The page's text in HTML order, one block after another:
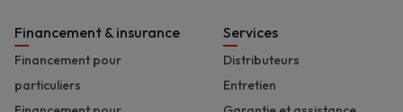
Financement & insurance
Financement pour
particuliers
Services
Distributeurs
Entretien